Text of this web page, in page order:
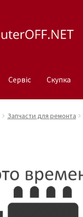
Сервіс Скупка
Запчасти для ремонта